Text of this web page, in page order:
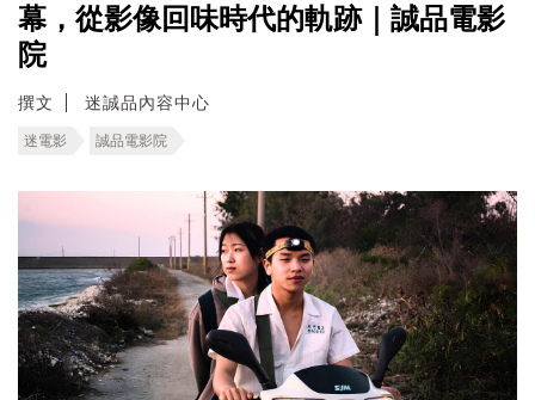
幕，從影像回味時代的軌跡｜誠品電影
院
撰文 迷誠品內容中心
迷電影 誠品電影院